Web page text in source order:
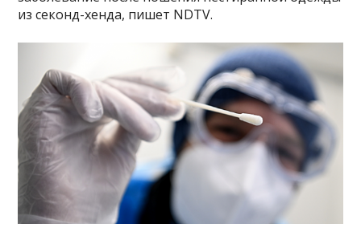
из секонд-хенда, пишет NDTV.